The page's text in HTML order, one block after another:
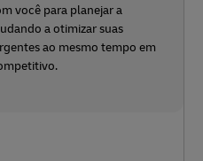
você para planejar a
a otimizar suas
ao mesmo tempo em